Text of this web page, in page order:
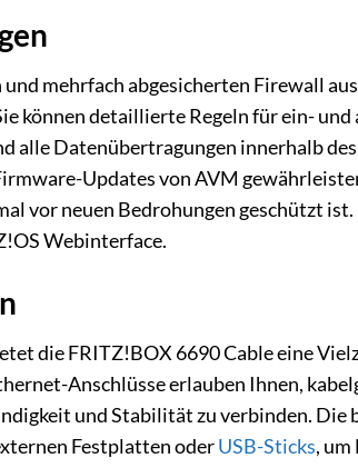
mehrfach abgesicherten Firewall
können detaillierte Regeln für ein- und
alle Datenübertragungen innerhalb
Updates von AVM
vor neuen Bedrohungen geschützt
Webinterface.
die FRITZ!BOX 6690 Cable eine
Anschlüsse erlauben Ihnen,
und Stabilität zu verbinden. Die
Festplatten oderUSB-Sticks,